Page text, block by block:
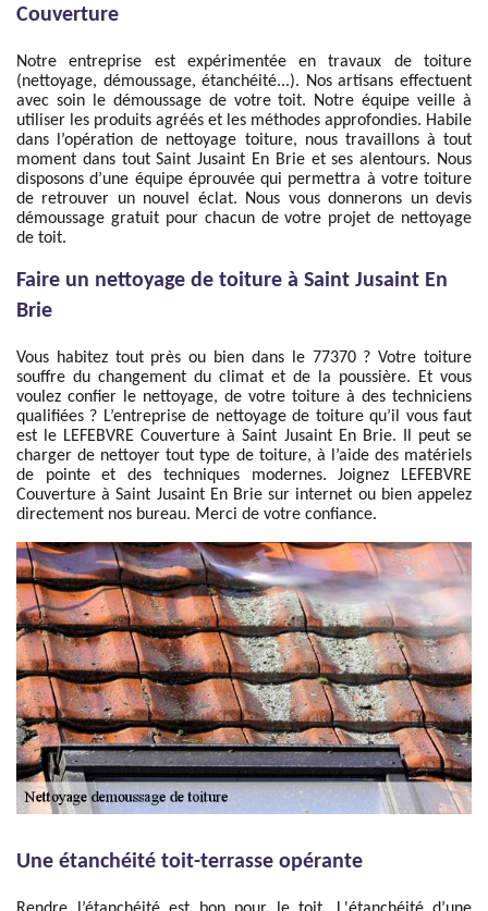
Couverture
Notre entreprise est expérimentée en travaux de toiture
(nettoyage, démoussage, étanchéité...). Nos artisans effectuent
avec soin le démoussage de votre toit. Notre équipe veille à
utiliser les produits agréés et les méthodes approfondies. Habile
dans l’opération de nettoyage toiture, nous travaillons à tout
moment dans tout Saint Jusaint En Brie et ses alentours. Nous
disposons d’une équipe éprouvée qui permettra à votre toiture
de retrouver un nouvel éclat. Nous vous donnerons un devis
démoussage gratuit pour chacun de votre projet de nettoyage
de toit.
Faire un nettoyage de toiture à Saint Jusaint En
Brie
Vous habitez tout près ou bien dans le 77370 ? Votre toiture
souffre du changement du climat et de la poussière. Et vous
voulez confier le nettoyage, de votre toiture à des techniciens
qualifiées ? L’entreprise de nettoyage de toiture qu’il vous faut
est le LEFEBVRE Couverture à Saint Jusaint En Brie. Il peut se
charger de nettoyer tout type de toiture, à l’aide des matériels
de pointe et des techniques modernes. Joignez LEFEBVRE
Couverture à Saint Jusaint En Brie sur internet ou bien appelez
directement nos bureau. Merci de votre confiance.
Une étanchéité toit-terrasse opérante